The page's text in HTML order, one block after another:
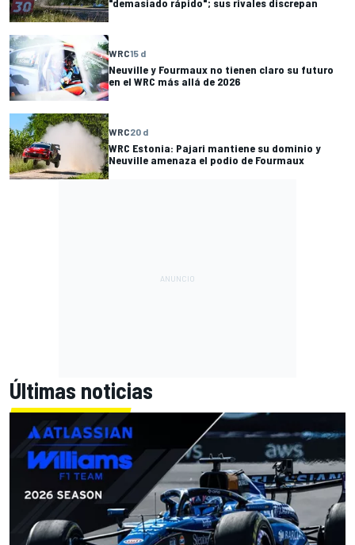
"demasiado rápido"; sus rivales discrepan
WRC15 d
Neuville y Fourmaux no tienen claro su futuro
en el WRC más allá de 2026
WRC20 d
WRC Estonia: Pajari mantiene su dominio y
Neuville amenaza el podio de Fourmaux
Últimas noticias